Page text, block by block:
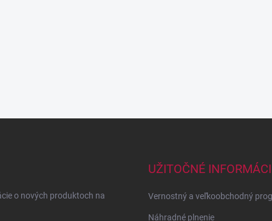
o nových produktoch na
UŽITOČNÉ
Vernostný a veľkoobchodný
Náhradné plnenie